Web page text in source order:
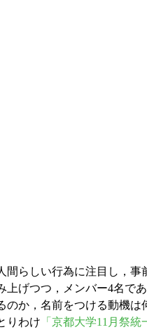
らしい行為に注目し，事
上げつつ，メンバー4名で
のか，名前をつける動機
りわけ 「京都大学11月祭統